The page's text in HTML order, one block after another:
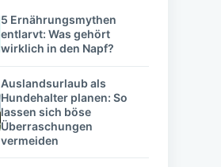
5 Ernährungsmythen
entlarvt: Was gehört
wirklich in den Napf?
Auslandsurlaub als
Hundehalter planen: So
lassen sich böse
Überraschungen
vermeiden